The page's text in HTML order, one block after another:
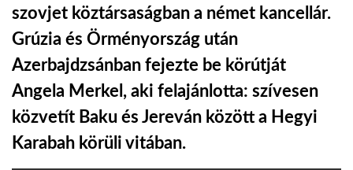
GLOBOZSARU
DOBRAVERO.HU
LATIMO.HU
szovjet köztársaságban a német kancellár.
Grúzia és Örményország után
Azerbajdzsánban fejezte be körútját
Angela Merkel, aki felajánlotta: szívesen
közvetít Baku és Jereván között a Hegyi
Karabah körüli vitában.